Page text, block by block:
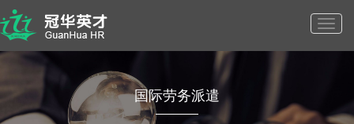
国际劳务派遣